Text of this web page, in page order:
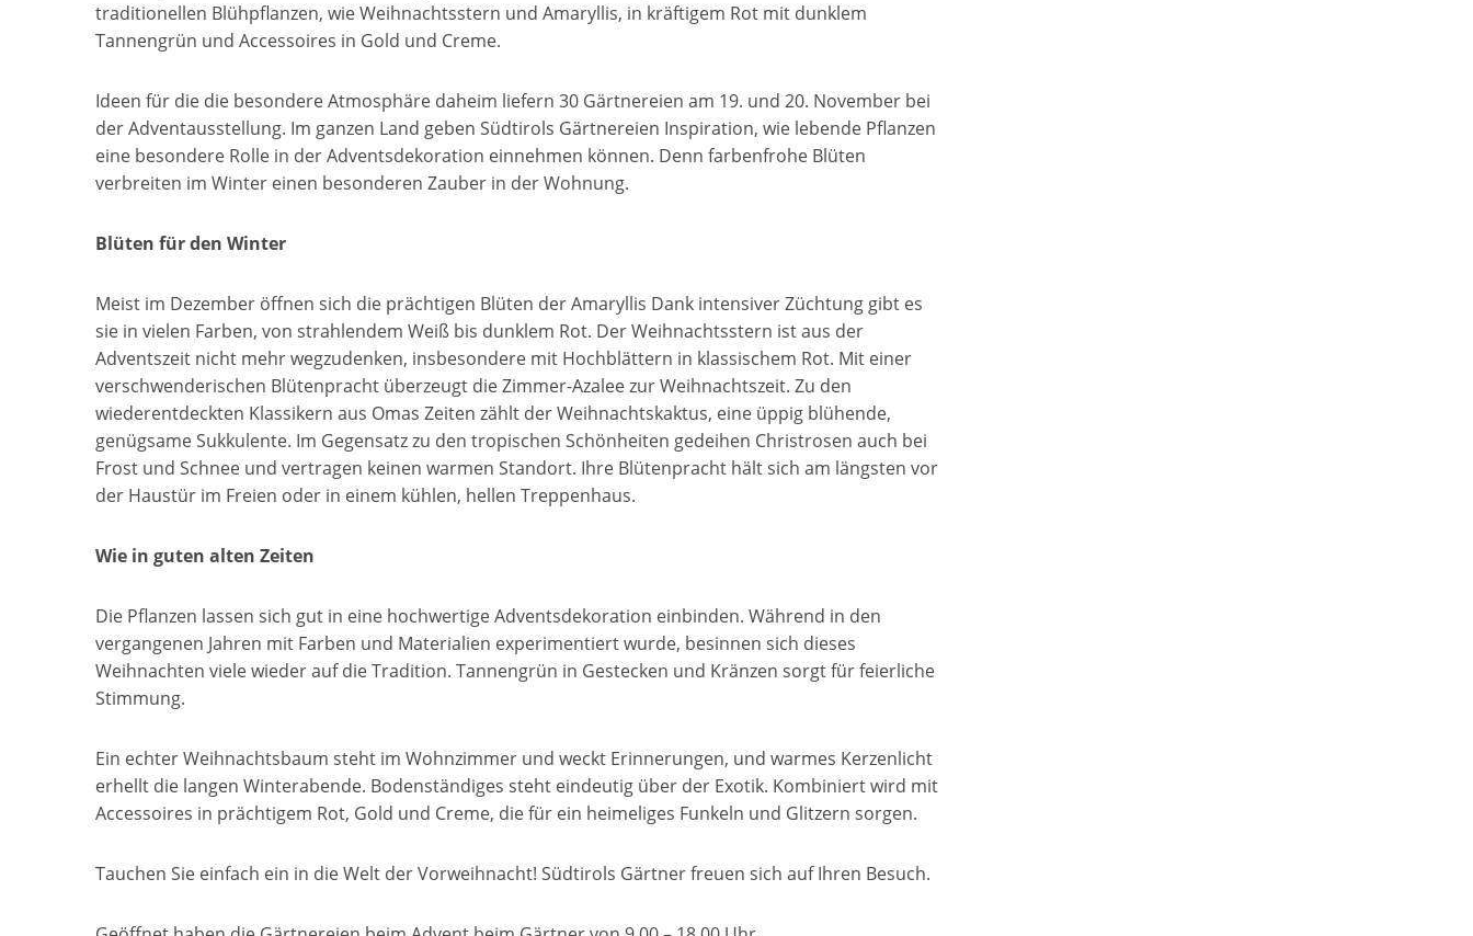
traditionellen Blühpflanzen, wie Weihnachtsstern und Amaryllis, in kräftigem Rot mit dunklem
Tannengrün und Accessoires in Gold und Creme.
Ideen für die die besondere Atmosphäre daheim liefern 30 Gärtnereien am 19. und 20. November bei
der Adventausstellung. Im ganzen Land geben Südtirols Gärtnereien Inspiration, wie lebende Pflanzen
eine besondere Rolle in der Adventsdekoration einnehmen können. Denn farbenfrohe Blüten
verbreiten im Winter einen besonderen Zauber in der Wohnung.
Blüten für den Winter
Meist im Dezember öffnen sich die prächtigen Blüten der Amaryllis Dank intensiver Züchtung gibt es
sie in vielen Farben, von strahlendem Weiß bis dunklem Rot. Der Weihnachtsstern ist aus der
Adventszeit nicht mehr wegzudenken, insbesondere mit Hochblättern in klassischem Rot. Mit einer
verschwenderischen Blütenpracht überzeugt die Zimmer-Azalee zur Weihnachtszeit. Zu den
wiederentdeckten Klassikern aus Omas Zeiten zählt der Weihnachtskaktus, eine üppig blühende,
genügsame Sukkulente. Im Gegensatz zu den tropischen Schönheiten gedeihen Christrosen auch bei
Frost und Schnee und vertragen keinen warmen Standort. Ihre Blütenpracht hält sich am längsten vor
der Haustür im Freien oder in einem kühlen, hellen Treppenhaus.
Wie in guten alten Zeiten
Die Pflanzen lassen sich gut in eine hochwertige Adventsdekoration einbinden. Während in den
vergangenen Jahren mit Farben und Materialien experimentiert wurde, besinnen sich dieses
Weihnachten viele wieder auf die Tradition. Tannengrün in Gestecken und Kränzen sorgt für feierliche
Stimmung.
Ein echter Weihnachtsbaum steht im Wohnzimmer und weckt Erinnerungen, und warmes Kerzenlicht
erhellt die langen Winterabende. Bodenständiges steht eindeutig über der Exotik. Kombiniert wird mit
Accessoires in prächtigem Rot, Gold und Creme, die für ein heimeliges Funkeln und Glitzern sorgen.
Tauchen Sie einfach ein in die Welt der Vorweihnacht! Südtirols Gärtner freuen sich auf Ihren Besuch.